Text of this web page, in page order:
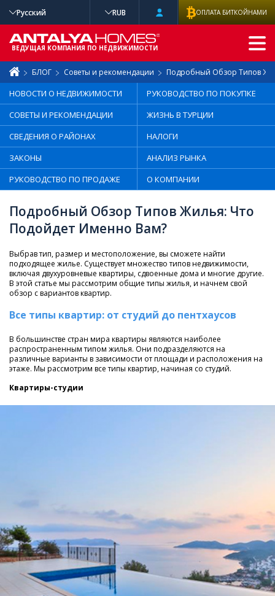
БЛОГ Советы и рекомендации Подробный Обзор Типов
НОВОСТИ О НЕДВИЖИМОСТИ
РУКОВОДСТВО ПО ПОКУПКЕ
СОВЕТЫ И РЕКОМЕНДАЦИИ
ЖИЗНЬ В ТУРЦИИ
СВЕДЕНИЯ О РАЙОНАХ
НАЛОГИ
ЗАКОНЫ
АНАЛИЗ РЫНКА
РУКОВОДСТВО ПО ПРОДАЖЕ
О КОМПАНИИ
Подробный Обзор Типов Жилья: Что
Подойдет Именно Вам?
Выбрав тип, размер и местоположение, вы сможете найти
подходящее жилье. Существует множество типов недвижимости,
включая двухуровневые квартиры, сдвоенные дома и многие другие.
В этой статье мы рассмотрим общие типы жилья, и начнем свой
обзор с вариантов квартир.
Все типы квартир: от студий до пентхаусов
В большинстве стран мира квартиры являются наиболее
распространенным типом жилья. Они подразделяются на
различные варианты в зависимости от площади и расположения на
этаже. Мы рассмотрим все типы квартир, начиная со студий.
Квартиры-студии
Русский RUB ОПЛАТА БИТКОЙНАМИ
ВЕДУЩАЯ КОМПАНИЯ ПО НЕДВИЖИМОСТИ
РАСШИРЕННЫ
Й ПОИСК